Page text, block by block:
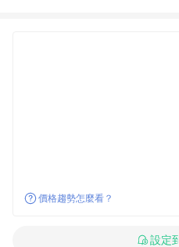
價格趨勢怎麼看？
設定